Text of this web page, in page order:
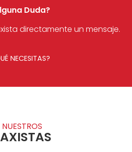
Duda?
directamente un mensaje.
NECESITAS?
NUESTROS